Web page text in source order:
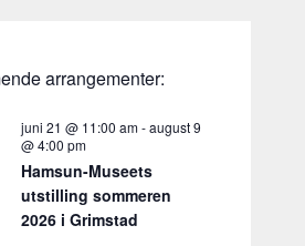
arrangementer:
juni 21 @ 11:00 am-august 9
@ 4:00 pm
Hamsun-Museets
utstilling sommeren
2026 i Grimstad